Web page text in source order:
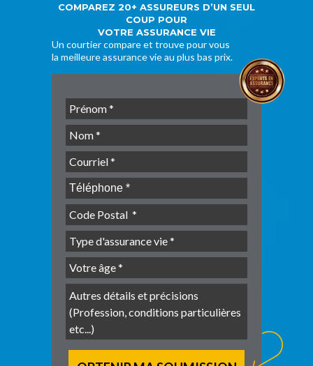
COMPAREZ 20+ ASSUREURS D’UN SEUL
COUP POUR
VOTRE ASSURANCE VIE
Un courtier compare et trouve pour vous
la meilleure assurance vie au plus bas prix.